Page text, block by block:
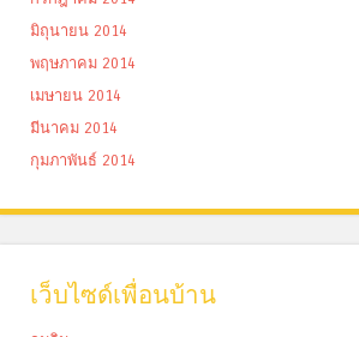
มิถุนายน 2014
พฤษภาคม 2014
เมษายน 2014
มีนาคม 2014
กุมภาพันธ์ 2014
เว็บไซด์เพื่อนบ้าน